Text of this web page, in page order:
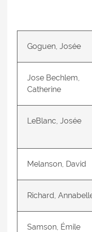
Goguen, Josée
Jose Bechlem,
Catherine
LeBlanc, Josée
Melanson, David
Richard,
Samson, Émile